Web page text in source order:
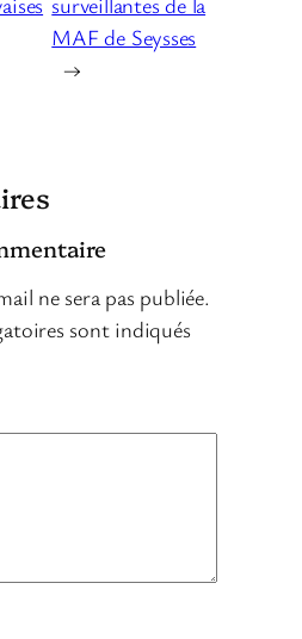
MAF de Seysses
→
ne sera pas publiée.
sont indiqués